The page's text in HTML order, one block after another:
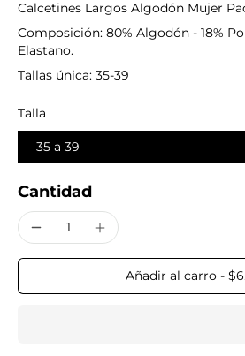
Calcetines Largos Algodón Mujer
Composición: 80% Algodón - 18%
Elastano.
Tallas única: 35-39
Talla
35 a 39
Cantidad
Añadir al carro -